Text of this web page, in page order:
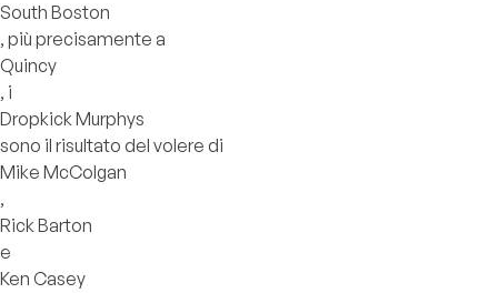
South Boston
, più precisamente a
Quincy
, i
Dropkick Murphys
sono il risultato del volere di
Mike McColgan
,
Rick Barton
e
Ken Casey